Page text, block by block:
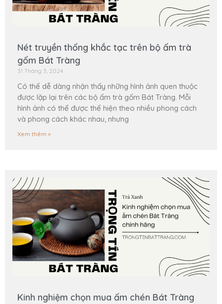
Nét truyền thống khắc tạc trên bộ ấm trà
gốm Bát Tràng
31 Tháng 3, 2024
Có thể dễ dàng nhận thấy những hình ảnh quen thuộc
được lặp lại trên các bộ ấm trà gốm Bát Tràng. Mỗi
hình ảnh có thể được thể hiện theo nhiều phong cách
và phong cách khác nhau, nhưng
Xem thêm »
Kinh nghiệm chọn mua ấm chén Bát Tràng